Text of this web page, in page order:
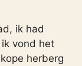
ik had
vond het
herberg